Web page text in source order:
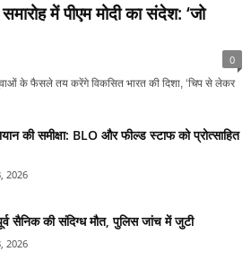
में पीएम मोदी का संदेश: ‘जो
0
के फैसले तय करेंगे विकसित भारत की दिशा, ‘चिप से लेकर
की समीक्षा: BLO और फील्ड स्टाफ को प्रोत्साहित
2026
सैनिक की संदिग्ध मौत, पुलिस जांच में जुटी
2026